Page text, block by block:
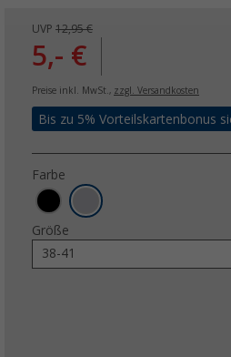
UVP 12,95 €
5,- €
Preise inkl. MwSt., zzgl. Versandkosten
Bis zu 5% Vorteilskartenbonus
Farbe
Größe
38-41